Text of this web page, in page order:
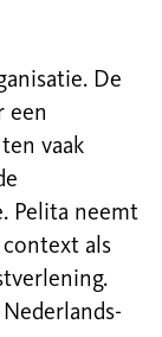
De
een
vaak
Pelita neemt
als
Nederlands-